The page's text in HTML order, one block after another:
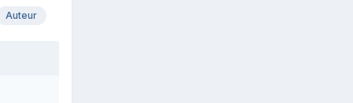
Auteur